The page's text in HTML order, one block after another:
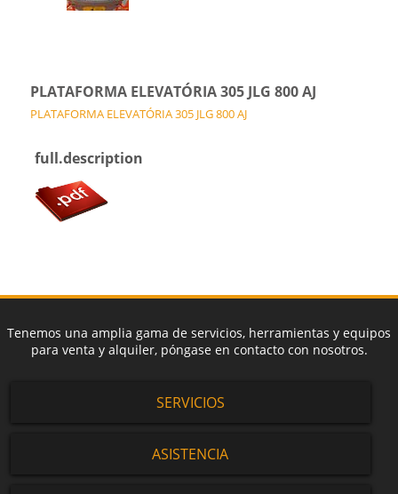
PLATAFORMA ELEVATÓRIA 305 JLG 800 AJ
PLATAFORMA ELEVATÓRIA 305 JLG 800 AJ
full.description
Tenemos una amplia gama de servicios, herramientas y equipos
para venta y alquiler, póngase en contacto con nosotros.
SERVICIOS
ASISTENCIA